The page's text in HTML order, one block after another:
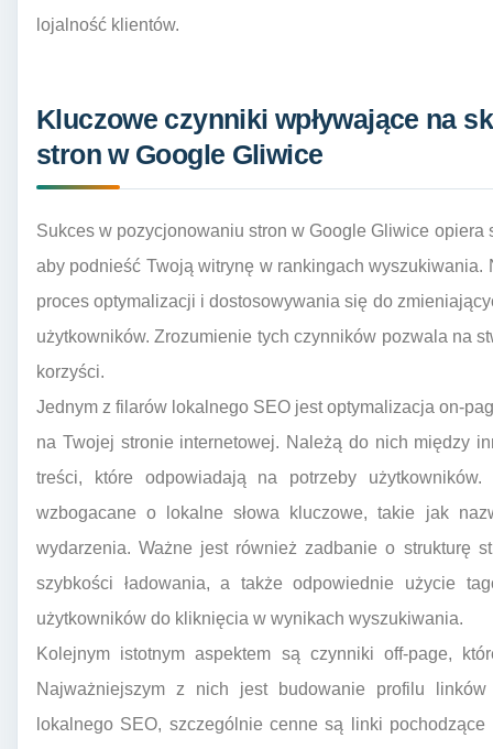
lojalność klientów.
Kluczowe czynniki wpływające na
stron w Google Gliwice
Sukces w pozycjonowaniu stron w Google Gliwice opiera
aby podnieść Twoją witrynę w rankingach wyszukiwania.
proces optymalizacji i dostosowywania się do
użytkowników. Zrozumienie tych czynników pozwala na
korzyści.
Jednym z filarów lokalnego SEO jest optymalizacja on-
na Twojej stronie internetowej. Należą do nich między
treści, które odpowiadają na potrzeby
wzbogacane o lokalne słowa kluczowe, takie jak
wydarzenia. Ważne jest również zadbanie o strukturę
szybkości ładowania, a także odpowiednie użycie
użytkowników do kliknięcia w wynikach wyszukiwania.
Kolejnym istotnym aspektem są czynniki off-page,
Najważniejszym z nich jest budowanie profilu
lokalnego SEO, szczególnie cenne są linki